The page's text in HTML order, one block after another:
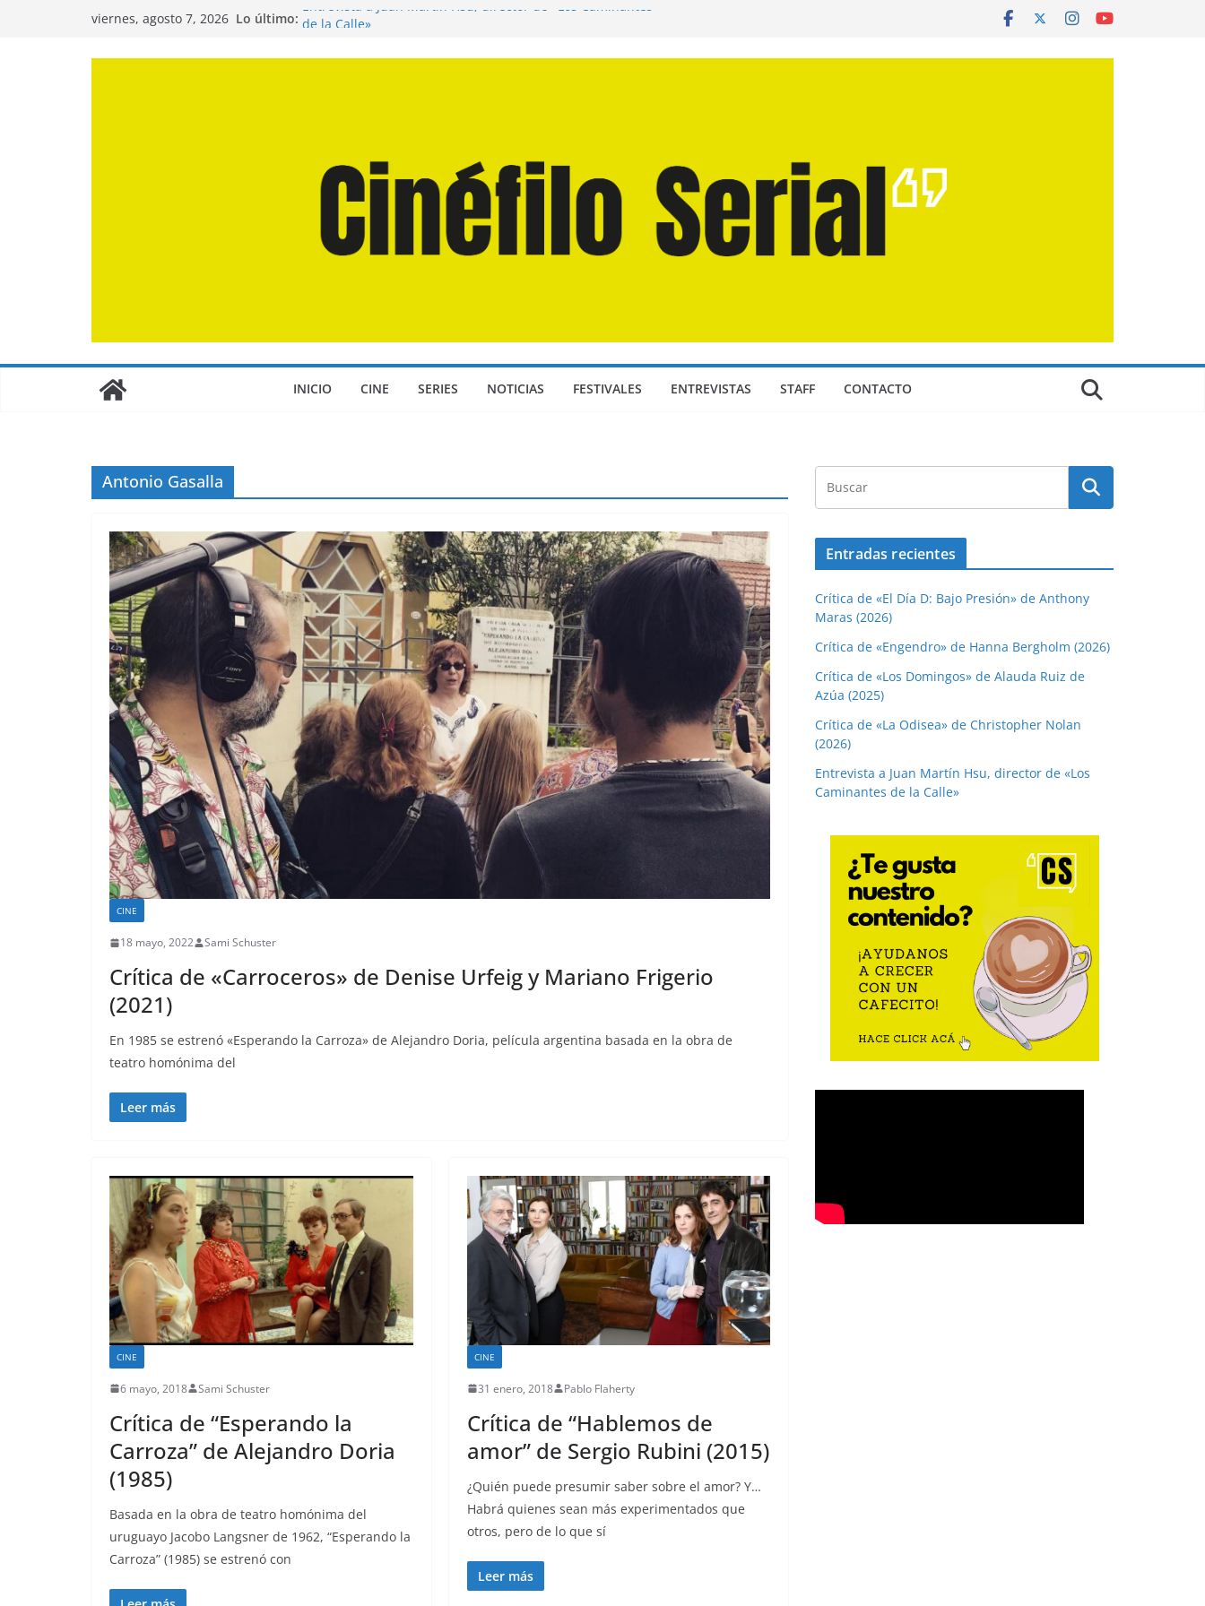
viernes, agosto 7, 2026 Lo último: Entrevista a Juan Martín Hsu, director de «Los Caminantes
INICIO CINE SERIES NOTICIAS FESTIVALES ENTREVISTAS STAFF CONTACTO
Antonio Gasalla
CINE
18 mayo, 2022 Sami Schuster
Crítica de «Carroceros» de Denise Urfeig y Mariano Frigerio
(2021)
En 1985 se estrenó «Esperando la Carroza» de Alejandro Doria, película argentina basada en la obra de
teatro homónima del
Leer más
CINE
6 mayo, 2018 Sami Schuster
Crítica de “Esperando la
Carroza” de Alejandro Doria
(1985)
Basada en la obra de teatro homónima del
uruguayo Jacobo Langsner de 1962, “Esperando la
Carroza” (1985) se estrenó con
CINE
31 enero, 2018 Pablo Flaherty
Crítica de “Hablemos de
amor” de Sergio Rubini (2015)
¿Quién puede presumir saber sobre el amor? Y…
Habrá quienes sean más experimentados que
otros, pero de lo que sí
Leer más
Entradas recientes
Crítica de «El Día D: Bajo Presión» de Anthony
Maras (2026)
Crítica de «Engendro» de Hanna Bergholm (2026)
Crítica de «Los Domingos» de Alauda Ruiz de
Azúa (2025)
Crítica de «La Odisea» de Christopher Nolan
(2026)
Entrevista a Juan Martín Hsu, director de «Los
Caminantes de la Calle»